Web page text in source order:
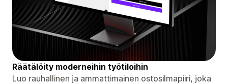
Räätälöity moderneihin työtiloihin
Luo rauhallinen ja ammattimainen ostosilmapiiri, joka